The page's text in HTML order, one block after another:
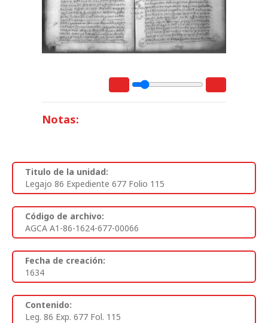
Notas:
Titulo de la unidad:
Legajo 86 Expediente 677 Folio 115
Código de archivo:
AGCA A1-86-1624-677-00066
Fecha de creación:
1634
Contenido:
Leg. 86 Exp. 677 Fol. 115